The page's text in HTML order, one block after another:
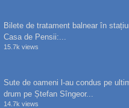
Bilete de tratament balnear în
Casa de Pensii:...
15.7k views
Sute de oameni l-au condus pe
drum pe Ștefan Sîngeor...
14.7k views